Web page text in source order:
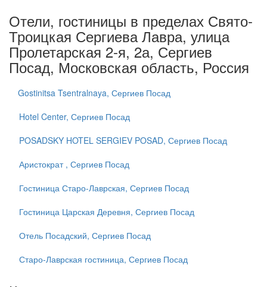
Отели, гостиницы в пределах Свято-
Троицкая Сергиева Лавра, улица
Пролетарская 2-я, 2а, Сергиев
Посад, Московская область, Россия
Gostinitsa Tsentralnaya, Сергиев Посад
Hotel Center, Сергиев Посад
POSADSKY HOTEL SERGIEV POSAD, Сергиев Посад
Аристократ , Сергиев Посад
Гостиница Старо-Лаврская, Сергиев Посад
Гостиница Царская Деревня, Сергиев Посад
Отель Посадский, Сергиев Посад
Старо-Лаврская гостиница, Сергиев Посад